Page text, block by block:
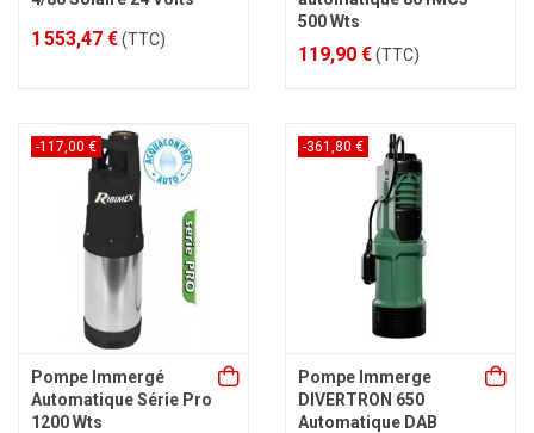
1 553,47 €(TTC)
500 Wts
119,90 €(TTC)
-117,00 €
Pompe Immergé
Automatique Série Pro
1200 Wts
-361,80 €
Pompe Immerge
DIVERTRON 650
Automatique DAB